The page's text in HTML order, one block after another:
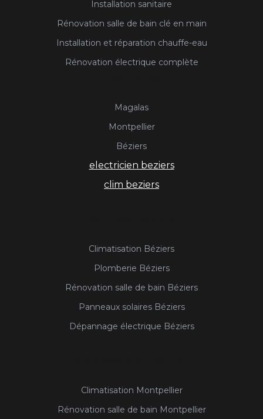
Installation sanitaire
Rénovation salle de bain clé en main
Installation et réparation chauffe-eau
Rénovation électrique complète
Magalas
Montpellier
Béziers
electricien beziers
clim beziers
Climatisation Béziers
Plomberie Béziers
Rénovation salle de bain Béziers
Panneaux solaires Béziers
Dépannage électrique Béziers
Climatisation Montpellier
Rénovation salle de bain Montpellier